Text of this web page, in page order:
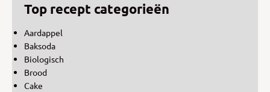
Top recept categorieën
Aardappel
Baksoda
Biologisch
Brood
Cake